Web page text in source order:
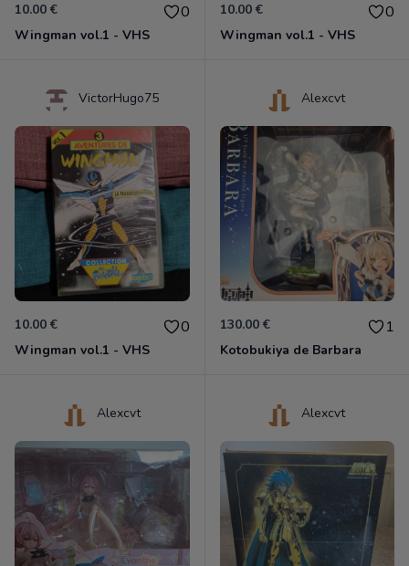
10.00 € 0
Wingman vol.1 - VHS
10.00 € 0
Wingman vol.1 - VHS
VictorHugo75
10.00 € 0
Wingman vol.1 - VHS
Alexcvt
130.00 € 1
Kotobukiya de Barbara
Alexcvt Alexcvt